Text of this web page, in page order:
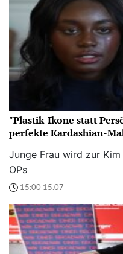
"Plastik-Ikone statt
perfekte Kardashian-
Junge Frau wird zur
OPs
15:00 15.07